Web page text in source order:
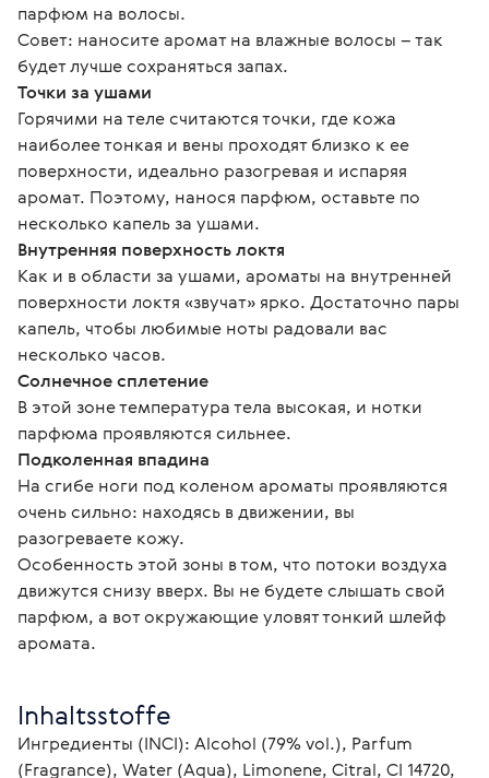
парфюм на волосы.
Совет: наносите аромат на влажные волосы – так
будет лучше сохраняться запах.
Точки за ушами
Горячими на теле считаются точки, где кожа
наиболее тонкая и вены проходят близко к ее
поверхности, идеально разогревая и испаряя
аромат. Поэтому, нанося парфюм, оставьте по
несколько капель за ушами.
Внутренняя поверхность локтя
Как и в области за ушами, ароматы на внутренней
поверхности локтя «звучат» ярко. Достаточно пары
капель, чтобы любимые ноты радовали вас
несколько часов.
Солнечное сплетение
В этой зоне температура тела высокая, и нотки
парфюма проявляются сильнее.
Подколенная впадина
На сгибе ноги под коленом ароматы проявляются
очень сильно: находясь в движении, вы
разогреваете кожу.
Особенность этой зоны в том, что потоки воздуха
движутся снизу вверх. Вы не будете слышать свой
парфюм, а вот окружающие уловят тонкий шлейф
аромата.
Inhaltsstoffe
Ингредиенты (INCI): Alcohol (79% vol.), Parfum
(Fragrance), Water (Aqua), Limonene, Citral, CI 14720,